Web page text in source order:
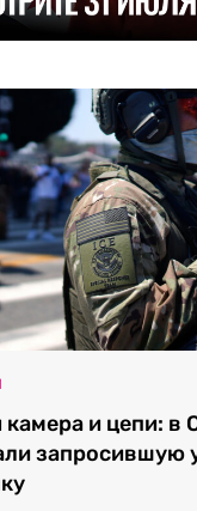
камера и цепи: в
запросившую